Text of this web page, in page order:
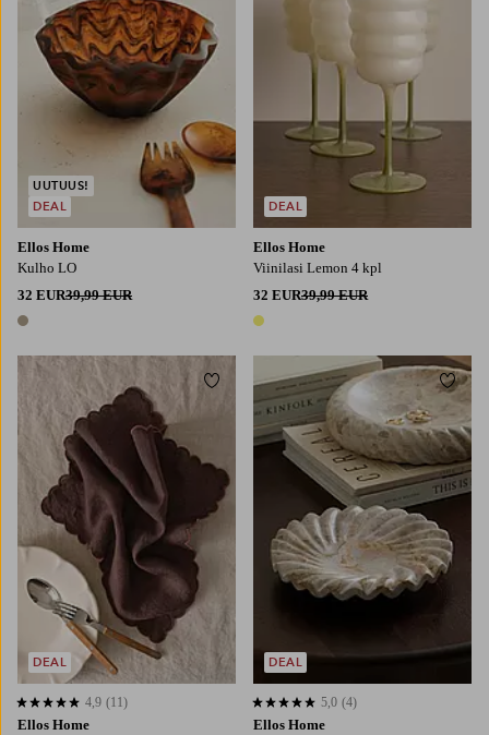
Ellos Home
Kulho LO
32 EUR39,99 EUR
1 väri
UUTUUS!
DEAL
Ellos Home
Viinilasi Lemon 4 kpl
32 EUR39,99 EUR
1 väri
DEAL
Ellos Home
4,9 perustuen 11 arvosanaan
4,9 (11)
DEAL
Lisää suosikkeihin
Ellos Home
5,0 perustuen 4 arvosanaan
5,0 (4)
DEAL